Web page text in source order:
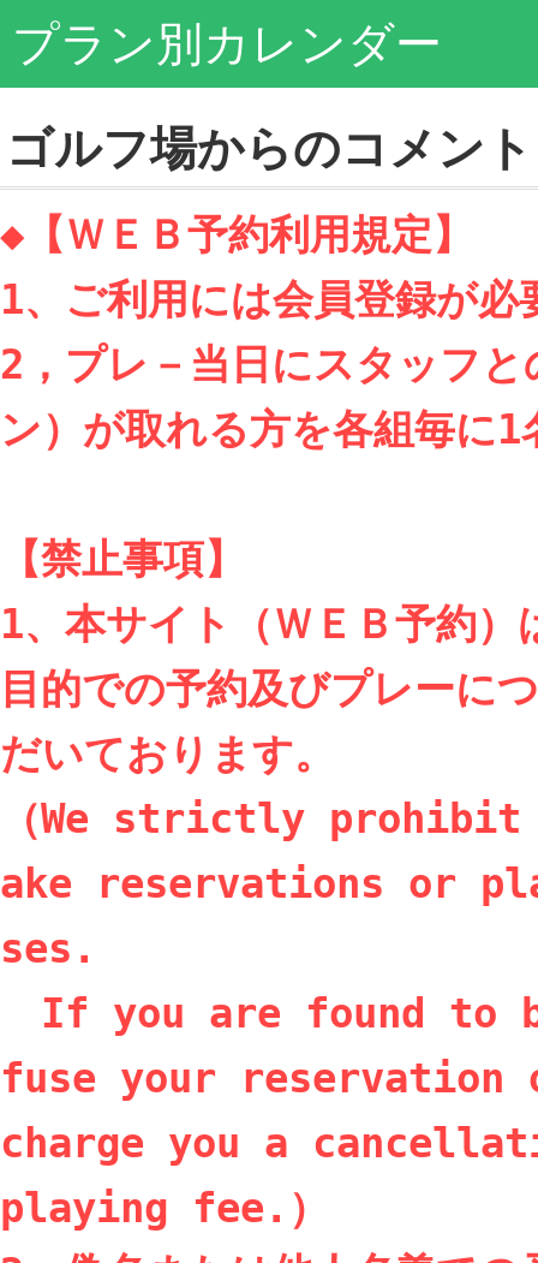
プラン別カレンダー
ゴルフ場からのコメント
◆【ＷＥＢ予約利用規定】
1、ご利用には会員登録が必
2，プレ－当日にスタッフ
ン）が取れる方を各組毎に
【禁止事項】
1、本サイト（ＷＥＢ予約
目的での予約及びプレーに
だいております。
（We strictly
ake reservations or
ses.
If you are found to
fuse your reservation
charge you a
playing fee.）